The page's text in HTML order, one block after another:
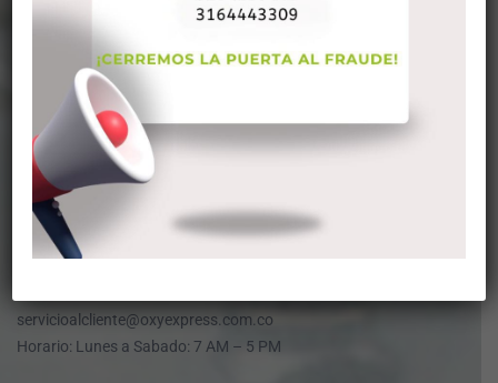
Horario: Lunes a Sabado: 7 AM – 5 PM
– BOGOTÁ
Cra 19 A # 77 – 18 – Consultorio 403
Cel. 318 517 5392 – 316 419 7448
servicioalcliente@oxyexpress.com.co
Horario: Lunes a Viernes: 7 AM – 5 PM
Sabados: 7 AM – 10 AM
OLAYA
Cra 21 #24 sur 40 – local 39 y 40 –
servicioalcliente@oxyexpress.com.co
Horario: Lunes a Sabado: 7 AM – 5 PM